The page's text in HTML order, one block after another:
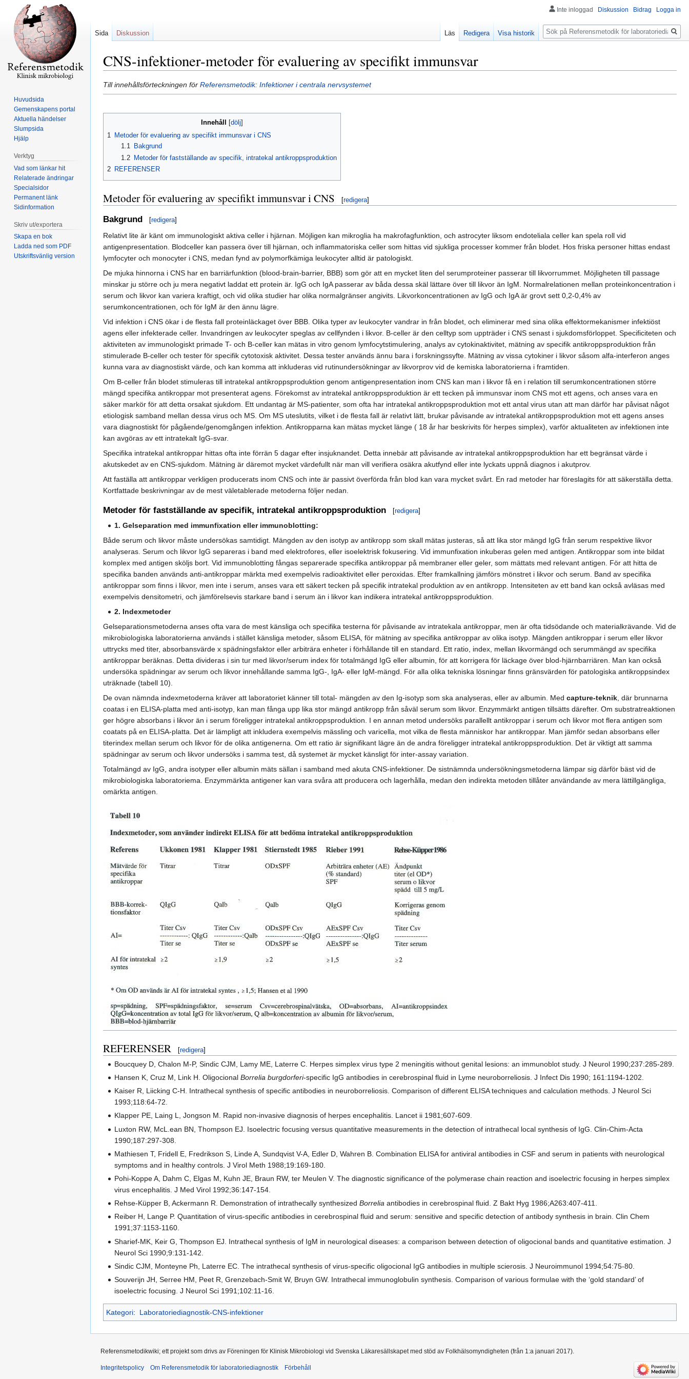
CNS-infektioner-metoder för evaluering av specifikt immunsvar
Hoppa
till
Hoppa
till
Till innehållsförteckningen för Referensmetodik: Infektioner i centrala nervsystemet
Innehåll
1 Metoder för evaluering av specifikt immunsvar i CNS
1.1
Bakgrund
1.2
Metoder för fastställande av specifik, intratekal antikroppsproduktion
2 REFERENSER
Metoder för evaluering av specifikt immunsvar i CNS [redigera]
Bakgrund [redigera]
Relativt lite är känt om immunologiskt aktiva celler i hjärnan. Möjligen kan mikroglia ha makrofagfunktion, och astrocyter liksom endoteliala celler kan spela roll vid
antigenpresentation. Blodceller kan passera över till hjärnan, och inflammatoriska celler som hittas vid sjukliga processer kommer från blodet. Hos friska personer hittas endast
lymfocyter och monocyter i CNS, medan fynd av polymorfkämiga leukocyter alltid är patologiskt.
De mjuka hinnorna i CNS har en barriärfunktion (blood-brain-barrier, BBB) som gör att en mycket liten del serumproteiner passerar till likvorrummet. Möjligheten till passage
minskar ju större och ju mera negativt laddat ett protein är. IgG och IgA passerar av båda dessa skäl lättare över till likvor än IgM. Normalrelationen mellan proteinkoncentration i
serum och likvor kan variera kraftigt, och vid olika studier har olika normalgränser angivits. Likvorkoncentrationen av IgG och IgA är grovt sett 0,2-0,4% av
serumkoncentrationen, och för IgM är den ännu lägre.
Vid infektion i CNS ökar i de flesta fall proteinläckaget över BBB. Olika typer av leukocyter vandrar in från blodet, och eliminerar med sina olika effektormekanismer infektiöst
agens eller infekterade celler. Invandringen av leukocyter speglas av cellfynden i likvor. B-celler är den celltyp som uppträder i CNS senast i sjukdomsförloppet. Specificiteten och
aktiviteten av immunologiskt primade T- och B-celler kan mätas in vitro genom lymfocytstimulering, analys av cytokinaktivitet, mätning av specifik antikroppsproduktion från
stimulerade B-celler och tester för specifik cytotoxisk aktivitet. Dessa tester används ännu bara i forskningssyfte. Mätning av vissa cytokiner i likvor såsom alfa-interferon anges
kunna vara av diagnostiskt värde, och kan komma att inkluderas vid rutinundersökningar av likvorprov vid de kemiska laboratorierna i framtiden.
Om B-celler från blodet stimuleras till intratekal antikroppsproduktion genom antigenpresentation inom CNS kan man i likvor få en i relation till serumkoncentrationen större
mängd specifika antikroppar mot presenterat agens. Förekomst av intratekal antikroppsproduktion är ett tecken på immunsvar inom CNS mot ett agens, och anses vara en
säker markör för att detta orsakat sjukdom. Ett undantag är MS-patienter, som ofta har intratekal antikroppsproduktion mot ett antal virus utan att man därför har påvisat något
etiologisk samband mellan dessa virus och MS. Om MS uteslutits, vilket i de flesta fall är relativt lätt, brukar påvisande av intratekal antikroppsproduktion mot ett agens anses
vara diagnostiskt för pågående/genomgången infektion. Antikropparna kan mätas mycket länge ( 18 år har beskrivits för herpes simplex), varför aktualiteten av infektionen inte
kan avgöras av ett intratekalt IgG-svar.
Specifika intratekal antikroppar hittas ofta inte förrän 5 dagar efter insjuknandet. Detta innebär att påvisande av intratekal antikroppsproduktion har ett begränsat värde i
akutskedet av en CNS-sjukdom. Mätning är däremot mycket värdefullt när man vill verifiera osäkra akutfynd eller inte lyckats uppnå diagnos i akutprov.
Att faställa att antikroppar verkligen producerats inom CNS och inte är passivt överförda från blod kan vara mycket svårt. En rad metoder har föreslagits för att säkerställa detta.
Kortfattade beskrivningar av de mest väletablerade metoderna följer nedan.
Metoder för fastställande av specifik, intratekal antikroppsproduktion [redigera]
1. Gelseparation med immunfixation eller immunoblotting:
Både serum och likvor måste undersökas samtidigt. Mängden av den isotyp av antikropp som skall mätas justeras, så att lika stor mängd IgG från serum respektive likvor
analyseras. Serum och likvor IgG separeras i band med elektrofores, eller isoelektrisk fokusering. Vid immunfixation inkuberas gelen med antigen. Antikroppar som inte bildat
komplex med antigen sköljs bort. Vid immunoblotting fångas separerade specifika antikroppar på membraner eller geler, som mättats med relevant antigen. För att hitta de
specifika banden används anti-antikroppar märkta med exempelvis radioaktivitet eller peroxidas. Efter framkallning jämförs mönstret i likvor och serum. Band av specifika
antikroppar som finns i likvor, men inte i serum, anses vara ett säkert tecken på specifik intratekal produktion av en antikropp. Intensiteten av ett band kan också avläsas med
exempelvis densitometri, och jämförelsevis starkare band i serum än i likvor kan indikera intratekal antikroppsproduktion.
2. Indexmetoder
Gelseparationsmetoderna anses ofta vara de mest känsliga och specifika testerna för påvisande av intratekala antikroppar, men är ofta tidsödande och materialkrävande. Vid de
mikrobiologiska laboratorierna används i stället känsliga metoder, såsom ELISA, för mätning av specifika antikroppar av olika isotyp. Mängden antikroppar i serum eller likvor
uttrycks med titer, absorbansvärde x spädningsfaktor eller arbiträra enheter i förhållande till en standard. Ett ratio, index, mellan likvormängd och serummängd av specifika
antikroppar beräknas. Detta divideras i sin tur med likvor/serum index för totalmängd IgG eller albumin, för att korrigera för läckage över blod-hjärnbarriären. Man kan också
undersöka spädningar av serum och likvor innehållande samma IgG-, IgA- eller IgM-mängd. För alla olika tekniska lösningar finns gränsvärden för patologiska antikroppsindex
uträknade (tabell 10).
De ovan nämnda indexmetoderna kräver att laboratoriet känner till total- mängden av den Ig-isotyp som ska analyseras, eller av albumin. Med capture-teknik , där brunnarna
coatas i en ELISA-platta med anti-isotyp, kan man fånga upp lika stor mängd antikropp från såväl serum som likvor. Enzymmärkt antigen tillsätts därefter. Om substratreaktionen
ger högre absorbans i likvor än i serum föreligger intratekal antikroppsproduktion. I en annan metod undersöks parallellt antikroppar i serum och likvor mot flera antigen som
coatats på en ELISA-platta. Det är lämpligt att inkludera exempelvis mässling och varicella, mot vilka de flesta människor har antikroppar. Man jämför sedan absorbans eller
titerindex mellan serum och likvor för de olika antigenerna. Om ett ratio är signifikant lägre än de andra föreligger intratekal antikroppsproduktion. Det är viktigt att samma
spädningar av serum och likvor undersöks i samma test, då systemet är mycket känsligt för inter-assay variation.
Totalmängd av IgG, andra isotyper eller albumin mäts sällan i samband med akuta CNS-infektioner. De sistnämnda undersökningsmetoderna lämpar sig därför bäst vid de
mikrobiologiska laboratoriema. Enzymmärkta antigener kan vara svåra att producera och lagerhålla, medan den indirekta metoden tillåter användande av mera lättillgängliga,
omärkta antigen.
REFERENSER [redigera]
Boucquey D, Chalon M-P, Sindic CJM, Lamy ME, Laterre C. Herpes simplex virus type 2 meningitis without genital lesions: an immunoblot study. J Neurol 1990;237:285-289.
Hansen K, Cruz M, Link H. OligocionalBorrelia burgdorferi-specific IgG antibodies in cerebrospinal fluid in Lyme neuroborreliosis. J Infect Dis 1990; 161:1194-1202.
Kaiser R, Liicking C-H. Intrathecal synthesis of specific antibodies in neuroborreliosis. Comparison of different ELISA techniques and calculation methods. J Neurol Sci
1993;118:64-72.
Klapper PE, Laing L, Jongson M. Rapid non-invasive diagnosis of herpes encephalitis. Lancet ii 1981;607-609.
Luxton RW, McL.ean BN, Thompson EJ. Isoelectric focusing versus quantitative measurements in the detection of intrathecal local synthesis of IgG. Clin-Chim-Acta
1990;187:297-308.
Mathiesen T, Fridell E, Fredrikson S, Linde A, Sundqvist V-A, Edler D, Wahren B. Combination ELISA for antiviral antibodies in CSF and serum in patients with neurological
symptoms and in healthy controls. J Virol Meth 1988;19:169-180.
Pohi-Koppe A, Dahm C, Elgas M, Kuhn JE, Braun RW, ter Meulen V. The diagnostic significance of the polymerase chain reaction and isoelectric focusing in herpes simplex
virus encephalitis. J Med Virol 1992;36:147-154.
Rehse-Küpper B, Ackermann R. Demonstration of intrathecally synthesizedBorrelia antibodies in cerebrospinal fluid. Z Bakt Hyg 1986;A263:407-411.
Reiber H, Lange P. Quantitation of virus-specific antibodies in cerebrospinal fluid and serum: sensitive and specific detection of antibody synthesis in brain. Clin Chem
1991;37:1153-1160.
Sharief-MK, Keir G, Thompson EJ. Intrathecal synthesis of IgM in neurological diseases: a comparison between detection of oligocional bands and quantitative estimation. J
Neurol Sci 1990;9:131-142.
Sindic CJM, Monteyne Ph, Laterre EC. The intrathecal synthesis of virus-specific oligocional IgG antibodies in multiple scierosis. J Neuroimmunol 1994;54:75-80.
Souverijn JH, Serree HM, Peet R, Grenzebach-Smit W, Bruyn GW. Intrathecal immunoglobulin synthesis. Comparison of various formulae with the ‘gold standard’ of
isoelectric focusing. J Neurol Sci 1991;102:11-16.
Kategori: Laboratoriediagnostik-CNS-infektioner
Inte inloggad Diskussion Bidrag Logga in
Sida Diskussion Läs Redigera Visa historik
Sök
Huvudsida
Gemenskapens portal
Aktuella händelser
Slumpsida
Hjälp
Verktyg
Vad som länkar hit
Relaterade ändringar
Specialsidor
Permanent länk
Sidinformation
Skriv ut/exportera
Skapa en bok
Ladda ned som PDF
Utskriftsvänlig version
Referensmetodikwiki; ett projekt som drivs av Föreningen för Klinisk Mikrobiologi vid Svenska Läkaresällskapet med stöd av Folkhälsomyndigheten (från 1:a januari 2017).
Integritetspolicy Om Referensmetodik för laboratoriediagnostik Förbehåll